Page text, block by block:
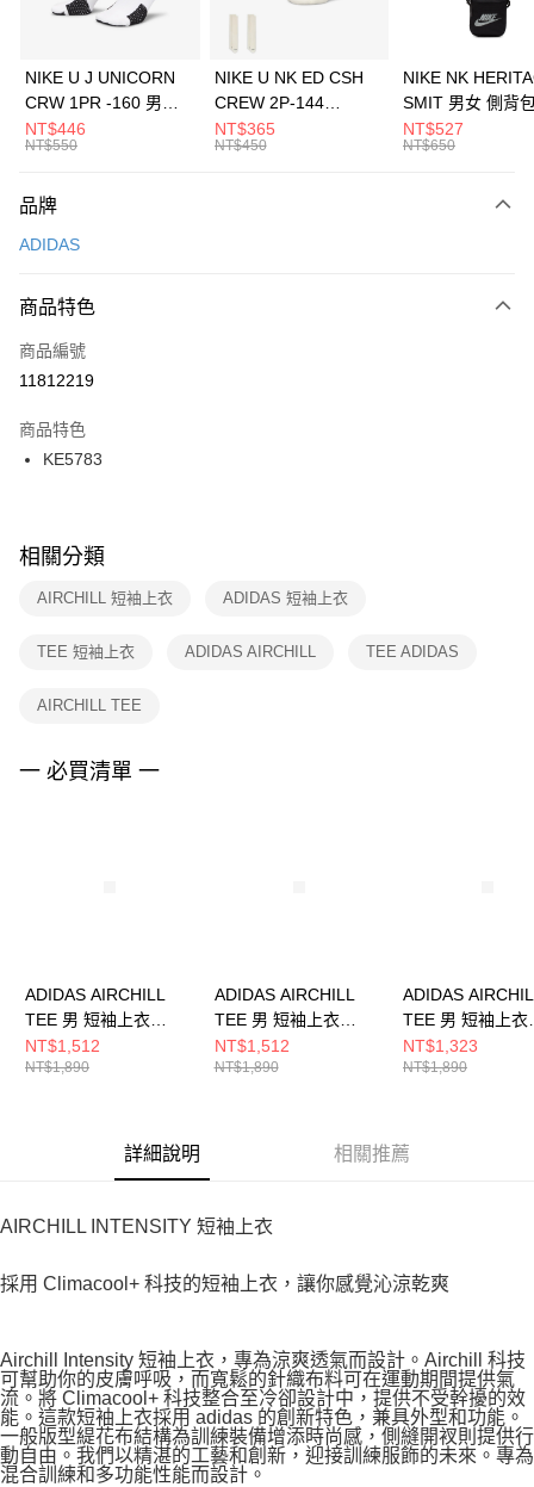
上海商業儲蓄銀行
元大商業銀行
台灣樂天信用卡公司
Apple Pay
全盈+PAY
AFTEE先享後付
【關於「AFTEE先享後付」】
便利好安心！
３．安心：先確認商品／服務後，再付款。
【「AFTEE先享後付」結帳流程】
１．於結帳方式選擇「AFTEE先享後付」後，將跳轉至「AFTEE先享後付」
２．訂單成立數日內，您將收到繳費通知簡訊。
３．收到繳費通知簡訊後14天內，點擊此簡訊中的連結，可透過四大超商／
ATM／網路銀行／等多元方式進行付款，方視為交易完成。
※ 交易是否成功請以「AFTEE先享後付 」之結帳頁面顯示為準，若有關於
是否繳費成功／繳費後需取消欲退款等相關疑問，請聯繫「AFTEE先享後付
客戶支援中心」https://netprotections.freshdesk.com/support/home
１．透過由恩沛科技股份有限公司提供之「AFTEE先享後付」服務完成之交
權轉讓予恩沛科技股份有限公司。
３．未成年的使用者請事先徵得法定代理人或監護人之同意方可使用
「AFTEE先享後付」，若未經同意申辦者引起之損失，本公司不負相關責
運送方式
每筆NT$100，滿NT$1,500(含以上)免運費
宅配
每筆NT$100，滿NT$1,500(含以上)免運費
付款後門市自取
每筆NT$100，滿NT$1,500(含以上)免運費
NIKE U J UNICORN
CRW 1PR -160 男女
中統襪 FZ3393100
NT$446
NT$550
NIKE U NK ED CSH
CREW 2P-144
EMBRDY 男女 短統襪
FZ3073133
NT$365
NT$450
NIKE NK
SMIT 男女 側背
BA5871010
NT$527
NT$650
品牌
ADIDAS
商品特色
商品編號
11812219
商品特色
KE5783
相關分類
AIRCHILL 短袖上衣 ADIDAS 短袖上衣
TEE 短袖上衣 ADIDAS AIRCHILL TEE ADIDAS
AIRCHILL TEE
一 必買清單 一
ADIDAS AIRCHILL
TEE 男 短袖上衣
KE2388
NT$1,512
NT$1,890
ADIDAS AIRCHILL
TEE 男 短袖上衣
KT3260
NT$1,512
NT$1,890
ADIDAS
TEE 男 短袖上衣
JE5747
NT$1,323
NT$1,890
詳細說明 相關推薦
AIRCHILL INTENSITY 短袖上衣
採用 Climacool+ 科技的短袖上衣，讓你感覺沁涼乾爽
Airchill Intensity 短袖上衣，專為涼爽透氣而設計。Airchill 科技
可幫助你的皮膚呼吸，而寬鬆的針織布料可在運動期間提供氣
流。將 Climacool+ 科技整合至冷卻設計中，提供不受幹擾的效
能。這款短袖上衣採用 adidas 的創新特色，兼具外型和功能。
一般版型緹花布結構為訓練裝備增添時尚感，側縫開衩則提供行
動自由。我們以精湛的工藝和創新，迎接訓練服飾的未來。專為
混合訓練和多功能性能而設計。